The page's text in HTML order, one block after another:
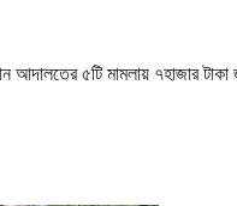
আদালতের ৫টি মামলায় ৭হাজার টাকা